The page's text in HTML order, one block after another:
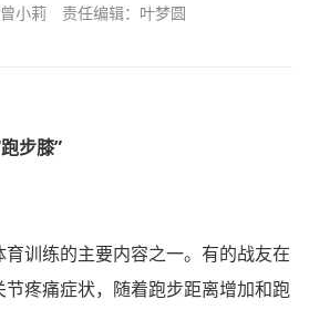
小莉
责任编辑：叶梦圆
步膝”
训练的主要内容之一。有的战友在
疼痛症状，随着跑步距离增加和跑